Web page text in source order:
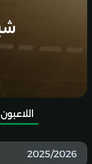
اللاعبون
2025/2026